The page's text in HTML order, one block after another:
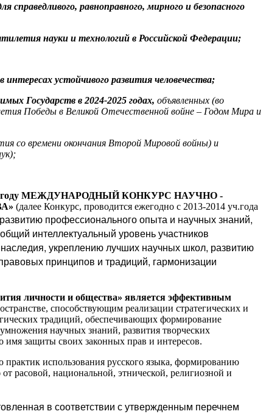
равноправного, мирного и безопасного
науки и технологий в Российской Федерации;
устойчивого развития человечества;
Государств в 2024-2025 годах, объявленных (во
Победы в Великой Отечественной войне – Годом Мира и
со времени окончания Второй Мировой войны) и
МЕЖДУНАРОДНЫЙ КОНКУРС НАУЧНО -
(далее Конкурс, проводится ежегодно с 2013-2014 уч.года
профессионального опыта и научных знаний,
общий интеллектуальный уровень участников
укреплению лучших научных школ, развитию
принципов и традиций, гармонизации
личности и общества» является эффективным
способствующим реализации стратегических и
традиций, обеспечивающих формирование
научных знаний, развития творческих
имя защиты своих законных прав и интересов.
использования русского языка, формированию
расовой, национальной, этнической, религиозной и
в соответствии с утвержденным перечнем